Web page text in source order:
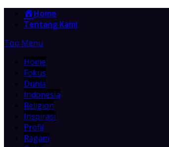
Home
Tentang Kami
Top Menu
Home
Fokus
Dunia
Indonesia
Religion
Inspirasi
Profil
Ragam